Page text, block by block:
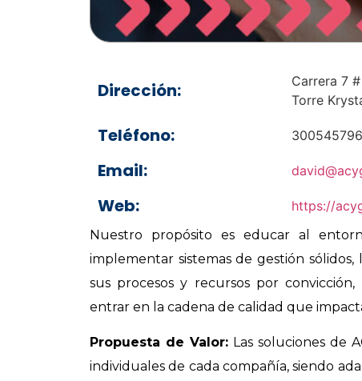
Dirección:
Carrera 7
Torre
Teléfono:
Email:
Web: https://
Nuestro propósito es educar al
implementar sistemas de gestión
sus procesos y recursos por
entrar en la cadena de calidad que
Propuesta de Valor: Las soluciones de
individuales de cada compañía, siendo